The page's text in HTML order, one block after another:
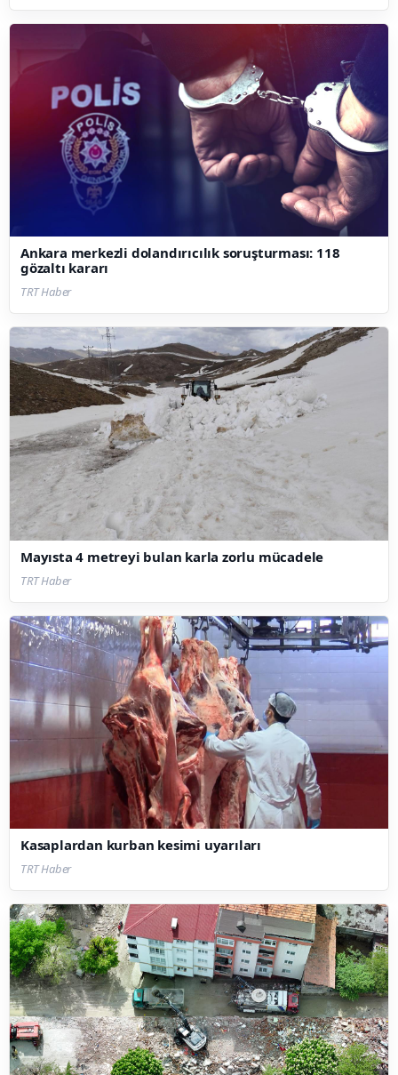
Ankara merkezli dolandırıcılık soruşturması: 118
gözaltı kararı
TRT Haber
Mayısta 4 metreyi bulan karla zorlu mücadele
TRT Haber
Kasaplardan kurban kesimi uyarıları
TRT Haber